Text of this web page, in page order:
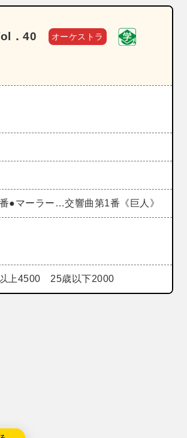
．40 オーケストラ
●マーラー…交響曲第1番《巨人》
4500 25歳以下2000